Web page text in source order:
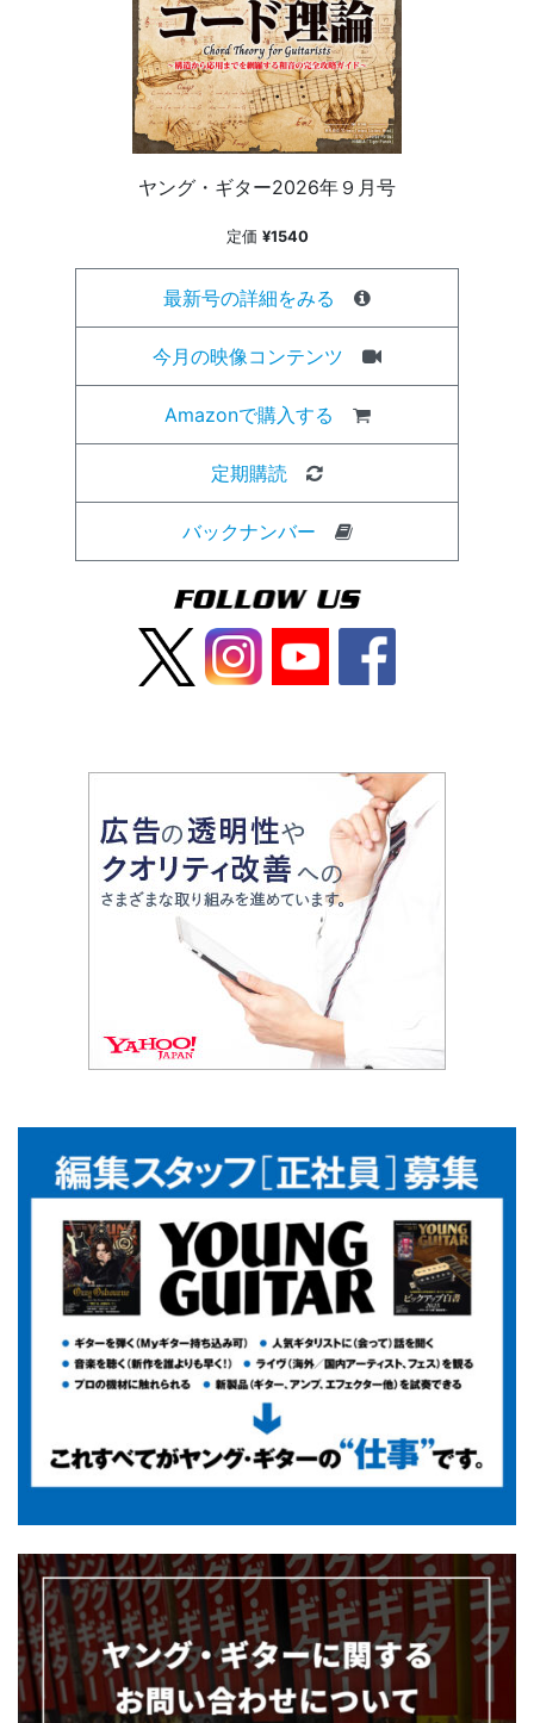
ヤング・ギター2026年９月号
定価 ¥1540
最新号の詳細をみる
今月の映像コンテンツ
Amazonで購入する
定期購読
バックナンバー